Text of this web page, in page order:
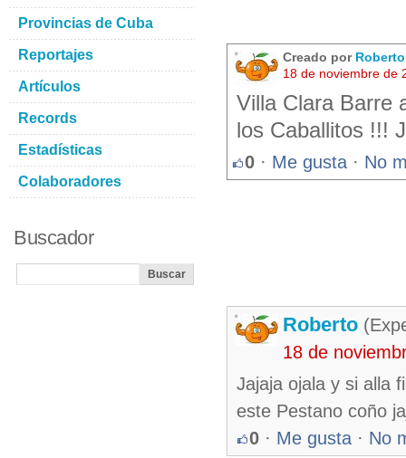
Creado por
18 de noviembre de
Villa Clara Barre
los Caballitos !!!
0 · Me gusta · No
Roberto
18 de
Jajaja ojala y si alla
este Pestano coño
0 · Me gusta · No
Provincias de Cuba
Reportajes
Artículos
Records
Estadísticas
Colaboradores
Buscador